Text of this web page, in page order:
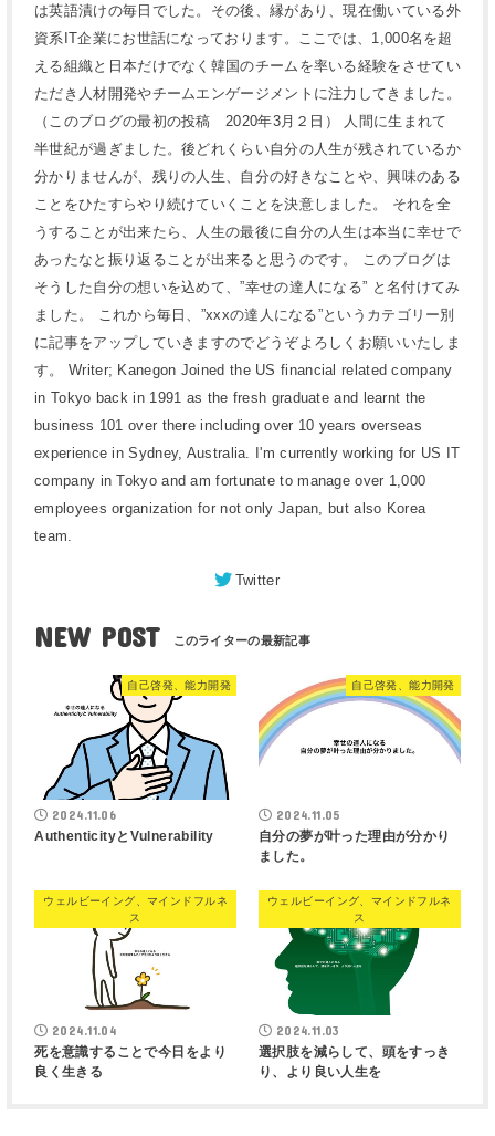
は英語漬けの毎日でした。その後、縁があり、現在働いている外
資系IT企業にお世話になっております。ここでは、1,000名を超
える組織と日本だけでなく韓国のチームを率いる経験をさせてい
ただき人材開発やチームエンゲージメントに注力してきました。
（このブログの最初の投稿 2020年3月２日） 人間に生まれて
半世紀が過ぎました。後どれくらい自分の人生が残されているか
分かりませんが、残りの人生、自分の好きなことや、興味のある
ことをひたすらやり続けていくことを決意しました。 それを全
うすることが出来たら、人生の最後に自分の人生は本当に幸せで
あったなと振り返ることが出来ると思うのです。 このブログは
そうした自分の想いを込めて、”幸せの達人になる” と名付けてみ
ました。 これから毎日、”xxxの達人になる”というカテゴリー別
に記事をアップしていきますのでどうぞよろしくお願いいたしま
す。 Writer; Kanegon Joined the US financial related company
in Tokyo back in 1991 as the fresh graduate and learnt the
business 101 over there including over 10 years overseas
experience in Sydney, Australia. I'm currently working for US IT
company in Tokyo and am fortunate to manage over 1,000
employees organization for not only Japan, but also Korea
team.
Twitter
NEW POST
自己啓発、能力開発
2024.11.06
AuthenticityとVulnerability
自己啓発、能力開発
2024.11.05
自分の夢が叶った理由が分かり
ました。
ウェルビーイング、マインドフルネ
ス
2024.11.04
死を意識することで今日をより
良く生きる
ウェルビーイング、マインドフルネ
ス
2024.11.03
選択肢を減らして、頭をすっき
り、より良い人生を